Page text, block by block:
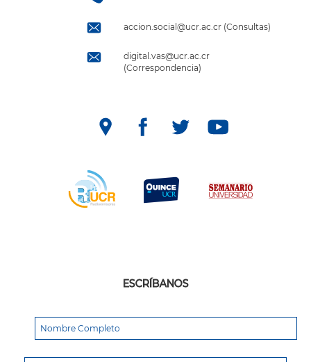
accion.social@ucr.ac.cr (Consultas)
digital.vas@ucr.ac.cr
(Correspondencia)
ESCRÍBANOS